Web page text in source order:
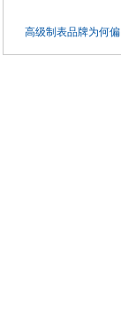
高级制表品牌为何偏